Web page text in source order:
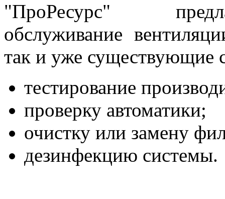
"ПроРесурс"
обслуживание
так и уже
тестирование
проверку автоматики;
очистку или замену
дезинфекцию системы.